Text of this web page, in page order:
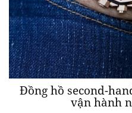
Đồng hồ second-
vận hành